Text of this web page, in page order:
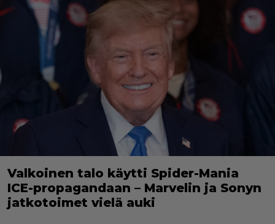
Valkoinen talo käytti Spider-Mania
ICE-propagandaan – Marvelin ja Sonyn
jatkotoimet vielä auki